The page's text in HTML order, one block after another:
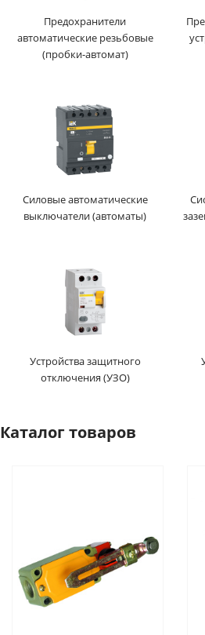
Предохранители
автоматические резьбовые
(пробки-автомат)
Силовые автоматические
выключатели (автоматы)
Устройства защитного
отключения (УЗО)
Каталог товаров